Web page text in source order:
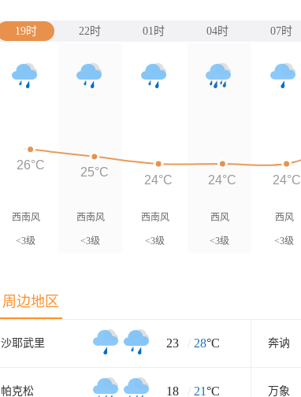
19时 22时 01时 04时 07时
西南风
<3级
西南风
<3级
西南风
<3级
西风
<3级
西风
<3级
26°C
25°C
24°C 24°C 24°C
周边地区
沙耶武里 23 / 28°C 奔讷
帕克松 18 / 21°C 万象